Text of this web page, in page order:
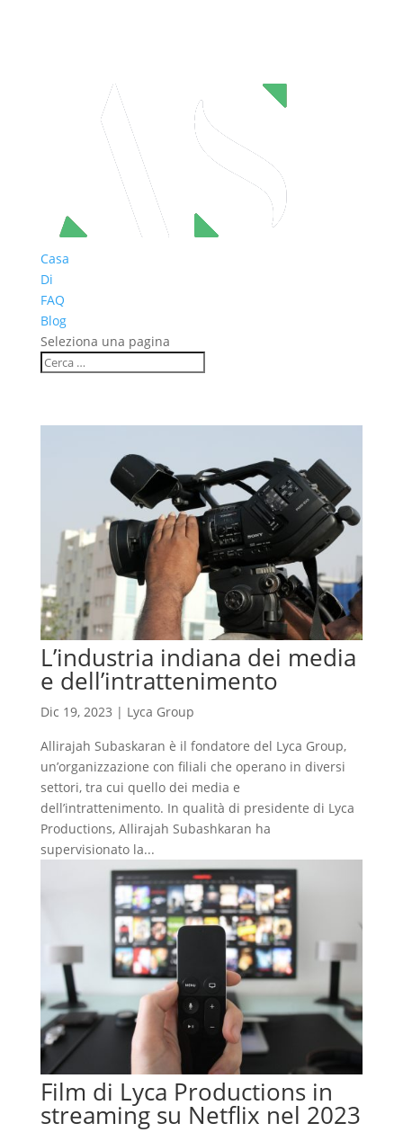
Casa
Di
FAQ
Blog
Seleziona una pagina
L’industria indiana dei media
e dell’intrattenimento
Dic 19, 2023 | Lyca Group
Allirajah Subaskaran è il fondatore del Lyca Group,
un’organizzazione con filiali che operano in diversi
settori, tra cui quello dei media e
dell’intrattenimento. In qualità di presidente di Lyca
Productions, Allirajah Subashkaran ha
supervisionato la...
Film di Lyca Productions in
streaming su Netflix nel 2023